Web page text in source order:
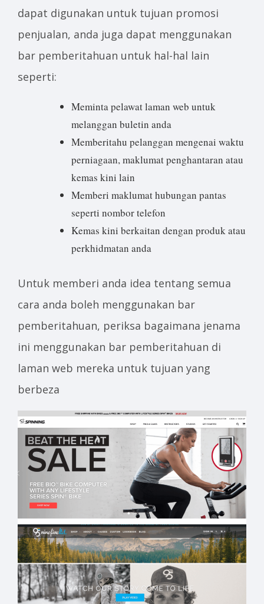
dapat digunakan untuk tujuan promosi
penjualan, anda juga dapat menggunakan
bar pemberitahuan untuk hal-hal lain
seperti:
Meminta pelawat laman web untuk
melanggan buletin anda
Memberitahu pelanggan mengenai waktu
perniagaan, maklumat penghantaran atau
kemas kini lain
Memberi maklumat hubungan pantas
seperti nombor telefon
Kemas kini berkaitan dengan produk atau
perkhidmatan anda
Untuk memberi anda idea tentang semua
cara anda boleh menggunakan bar
pemberitahuan, periksa bagaimana jenama
ini menggunakan bar pemberitahuan di
laman web mereka untuk tujuan yang
berbeza